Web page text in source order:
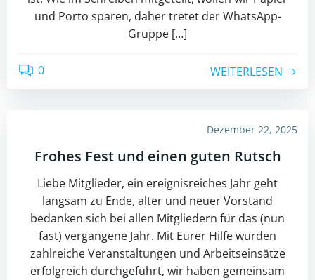
und Porto sparen, daher tretet der WhatsApp-
Gruppe […]
0 WEITERLESEN
Dezember 22, 2025
Frohes Fest und einen guten Rutsch
Liebe Mitglieder, ein ereignisreiches Jahr geht
langsam zu Ende, alter und neuer Vorstand
bedanken sich bei allen Mitgliedern für das (nun
fast) vergangene Jahr. Mit Eurer Hilfe wurden
zahlreiche Veranstaltungen und Arbeitseinsätze
erfolgreich durchgeführt, wir haben gemeinsam